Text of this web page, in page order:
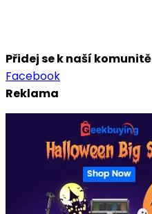
Přidej se k naší komunitě
Facebook
Reklama